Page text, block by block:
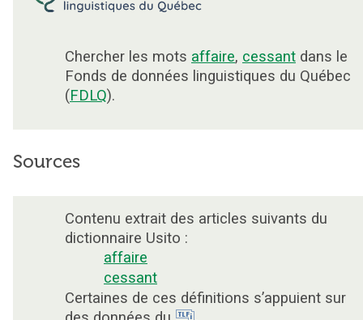
Chercher les mots affaire, cessant dans le
Fonds de données linguistiques du Québec
(FDLQ).
Sources
Contenu extrait des articles suivants du
dictionnaire Usito :
affaire
cessant
Certaines de ces définitions s’appuient sur